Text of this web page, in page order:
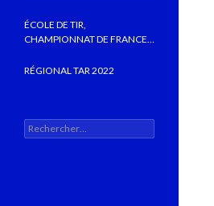
ÉCOLE DE TIR,
CHAMPIONNAT DE FRANCE
BELLES PERFORMANCES
RÉGIONAL TAR 2022
Rechercher :